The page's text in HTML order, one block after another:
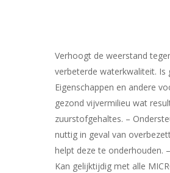
Verhoogt de weerstand
verbeterde waterkwaliteit. Is
Eigenschappen en andere
gezond vijvermilieu wat
zuurstofgehaltes. –
nuttig in geval van
helpt deze te onderhouden.
Kan gelijktijdig met alle